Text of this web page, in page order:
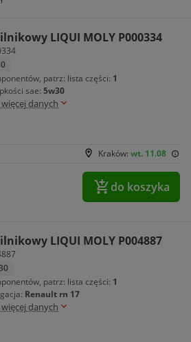
LIQUI MOLY P000334
patrz: lista części: 1
sae: 5w30
danych
Kraków: wt. 11.08
do koszyka
LIQUI MOLY P004887
patrz: lista części: 1
Renault rn 17
danych